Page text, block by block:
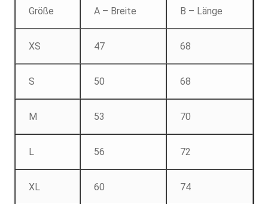
Größe A – Breite B – Länge
XS 47 68
S 50 68
M 53 70
L 56 72
XL 60 74